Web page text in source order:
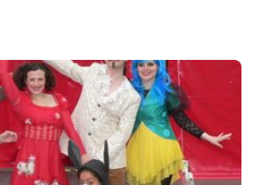
22361
irmgard@drei-kaiserbaeder.de
kaiserbaeder.de